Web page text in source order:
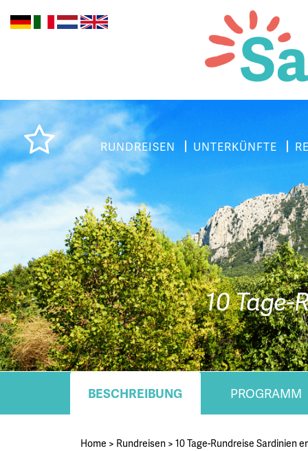
RUNDREISEN UNTERKÜNFTE
10
BESCHREIBUNG PROGRAMM
Home > Rundreisen > 10 Tage-Rundreise Sardinien